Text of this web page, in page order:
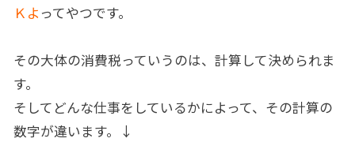
Ｋよ ってやつです。
その大体の消費税っていうのは、計算して決められま
す。
そしてどんな仕事をしているかによって、その計算の
数字が違います。↓